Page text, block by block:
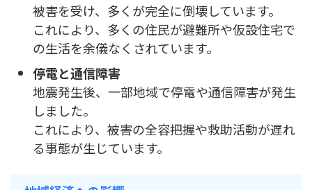
被害を受け、多くが完全に倒壊しています。
これにより、多くの住民が避難所や仮設住宅で
の生活を余儀なくされています。
停電と通信障害
地震発生後、一部地域で停電や通信障害が発生
しました。
これにより、被害の全容把握や救助活動が遅れ
る事態が生じています。